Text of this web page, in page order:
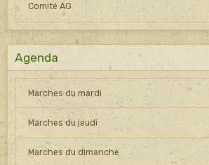
Comité AG
Agenda
Marches du mardi
Marches du jeudi
Marches du dimanche